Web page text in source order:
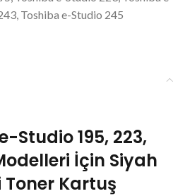
, Toshiba e-Studio 245
Studio 195, 223,
İçin Siyah
Toner Kartuş